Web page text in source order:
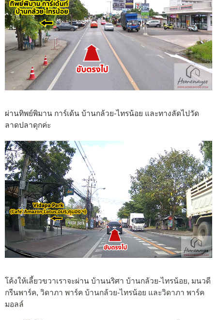
ผ่านทิพย์พิมาน การ์เด้น บ้านกล้วย-ไทรน้อย และทางลัดไปวัด
ลาดปลาดุกค่ะ
โค้งให้เลี้ยวขวาเราจะผ่าน บ้านนริศา บ้านกล้วย-ไทรน้อย, มนวดี
กรีนพาร์ค, วิดาภา พาร์ค บ้านกล้วย-ไทรน้อย และวิดาภา พาร์ค
มอลล์